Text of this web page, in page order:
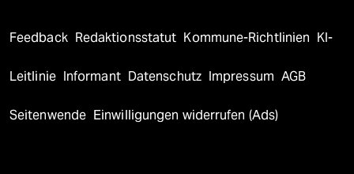
Feedback Redaktionsstatut Kommune-Richtlinien KI-
Leitlinie Informant Datenschutz Impressum AGB
Seitenwende Einwilligungen widerrufen (Ads)